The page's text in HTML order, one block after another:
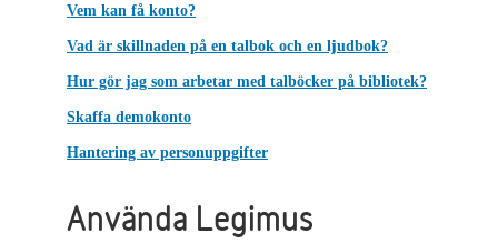
Vem kan få konto?
Vad är skillnaden på en talbok och en ljudbok?
Hur gör jag som arbetar med talböcker på bibliotek?
Skaffa demokonto
Hantering av personuppgifter
Använda Legimus